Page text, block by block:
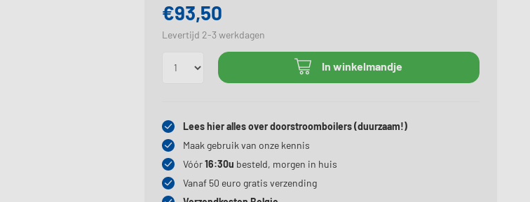
€93,50
Levertijd 2-3 werkdagen
In winkelmandje
Lees hier alles over doorstroomboilers (duurzaam!)
Maak gebruik van onze kennis
Vóór16:30u besteld, morgen in huis
Vanaf 50 euro gratis verzending